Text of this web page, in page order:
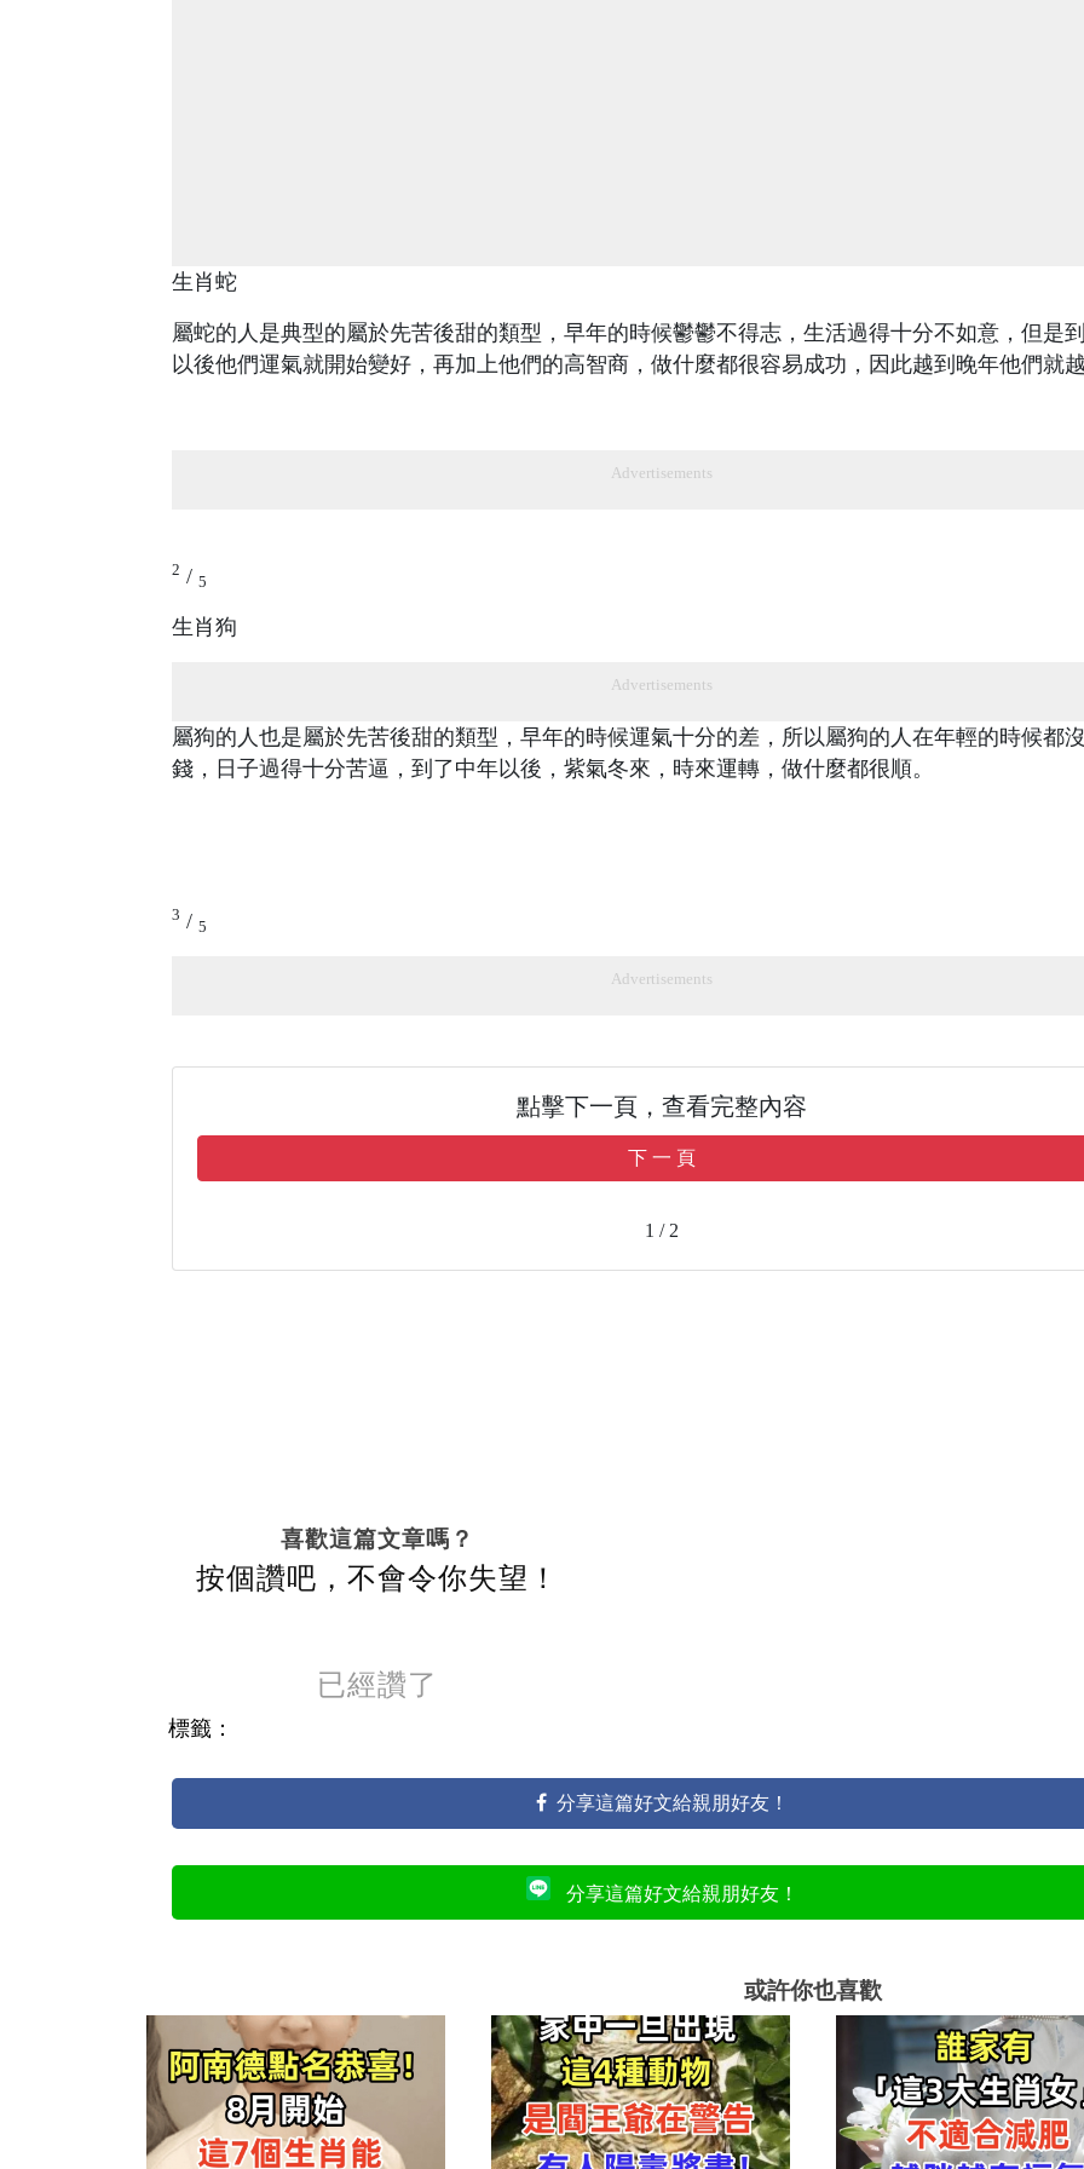
生肖蛇
屬蛇的人是典型的屬於先苦後甜的類型，早年的時候鬱鬱不得志，生活過得十分不如意，但是
以後他們運氣就開始變好，再加上他們的高智商，做什麼都很容易成功，因此越到晚年他們就
Advertisements
2 / 5
生肖狗
Advertisements
屬狗的人也是屬於先苦後甜的類型，早年的時候運氣十分的差，所以屬狗的人在年輕的時候都
錢，日子過得十分苦逼，到了中年以後，紫氣冬來，時來運轉，做什麼都很順。
3 / 5
Advertisements
點擊下一頁，查看完整內容
下 一 頁
1 / 2
喜歡這篇文章嗎？
按個讚吧，不會令你失望！
已經讚了
標籤：
分享這篇好文給親朋好友！
分享這篇好文給親朋好友！
或許你也喜歡